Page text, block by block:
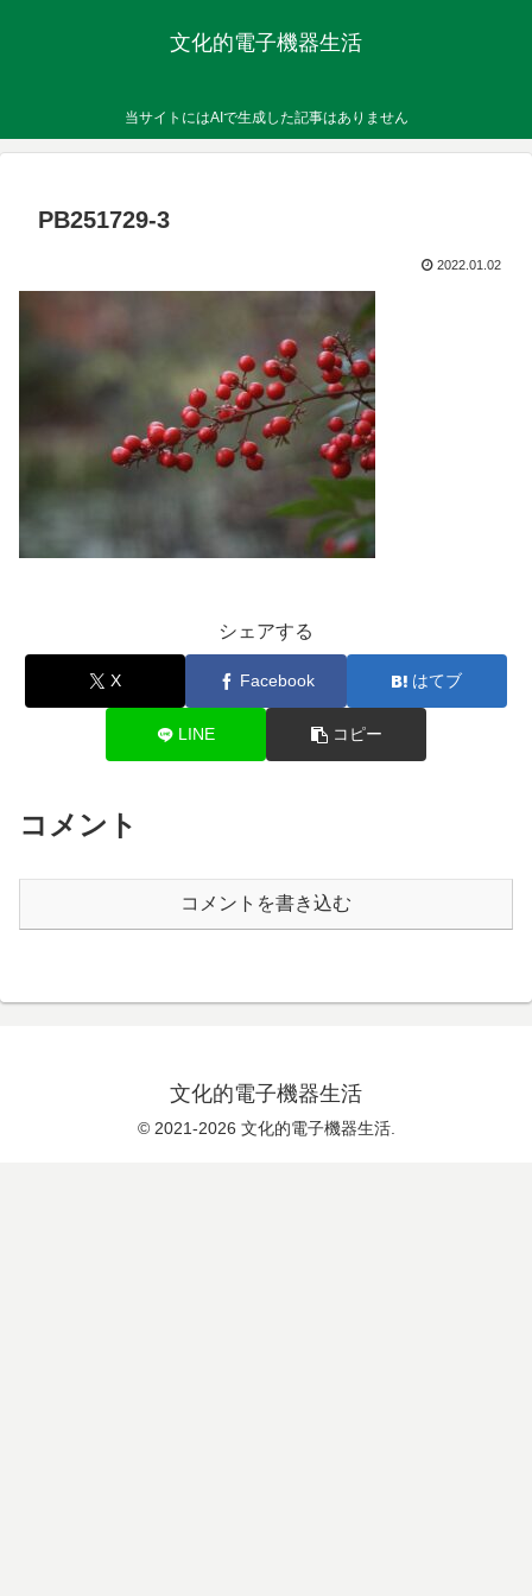
文化的電子機器生活
当サイトにはAIで生成した記事はありません
PB251729-3
2022.01.02
シェアする
X Facebook はてブ
LINE コピー
コメント
コメントを書き込む
文化的電子機器生活
© 2021-2026 文化的電子機器生活.